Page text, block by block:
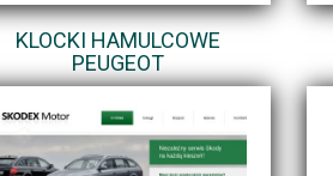
KLOCKI HAMULCOWE
PEUGEOT